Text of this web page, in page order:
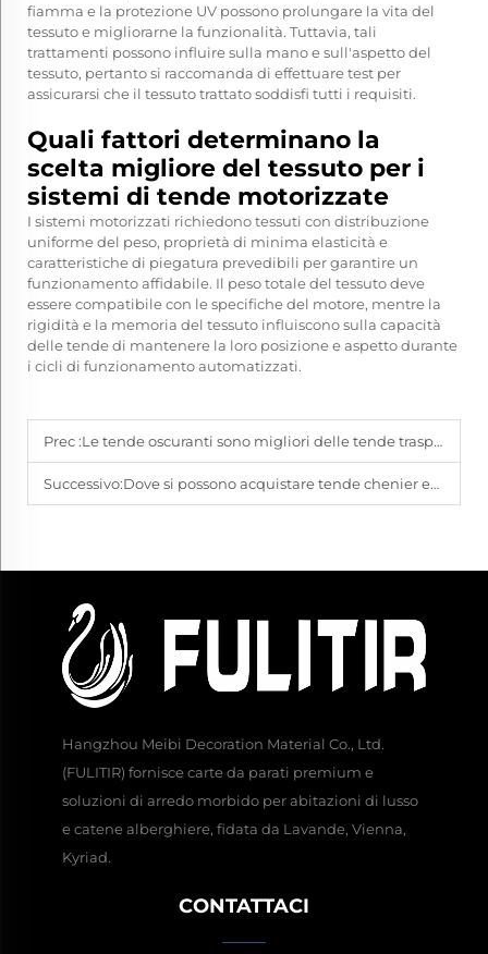
fiamma e la protezione UV possono prolungare la vita del
tessuto e migliorarne la funzionalità. Tuttavia, tali
trattamenti possono influire sulla mano e sull'aspetto del
tessuto, pertanto si raccomanda di effettuare test per
assicurarsi che il tessuto trattato soddisfi tutti i requisiti.
Quali fattori determinano la
scelta migliore del tessuto per i
sistemi di tende motorizzate
I sistemi motorizzati richiedono tessuti con distribuzione
uniforme del peso, proprietà di minima elasticità e
caratteristiche di piegatura prevedibili per garantire un
funzionamento affidabile. Il peso totale del tessuto deve
essere compatibile con le specifiche del motore, mentre la
rigidità e la memoria del tessuto influiscono sulla capacità
delle tende di mantenere la loro posizione e aspetto durante
i cicli di funzionamento automatizzati.
Prec :Le tende oscuranti sono migliori delle tende trasparenti per dormire?
Successivo:Dove si possono acquistare tende chenier economiche online?
Hangzhou Meibi Decoration Material Co., Ltd.
(FULITIR) fornisce carte da parati premium e
soluzioni di arredo morbido per abitazioni di lusso
e catene alberghiere, fidata da Lavande, Vienna,
Kyriad.
CONTATTACI